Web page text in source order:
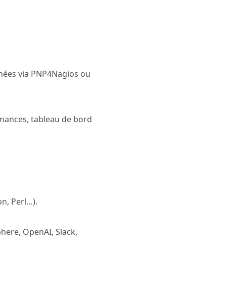
via PNP4Nagios ou
tableau de bord
Perl…).
OpenAI, Slack,